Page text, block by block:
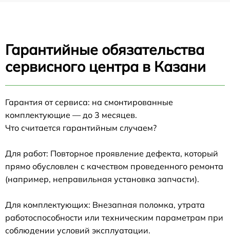
Гарантийные обязательства
сервисного центра в Казани
Гарантия от сервиса: на смонтированные
комплектующие — до 3 месяцев.
Что считается гарантийным случаем?
Для работ: Повторное проявление дефекта, который
прямо обусловлен с качеством проведенного ремонта
(например, неправильная установка запчасти).
Для комплектующих: Внезапная поломка, утрата
работоспособности или техническим параметрам при
соблюдении условий эксплуатации.